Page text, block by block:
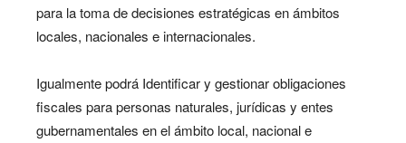
para la toma de decisiones estratégicas en ámbitos
locales, nacionales e internacionales.
Igualmente podrá Identificar y gestionar obligaciones
fiscales para personas naturales, jurídicas y entes
gubernamentales en el ámbito local, nacional e